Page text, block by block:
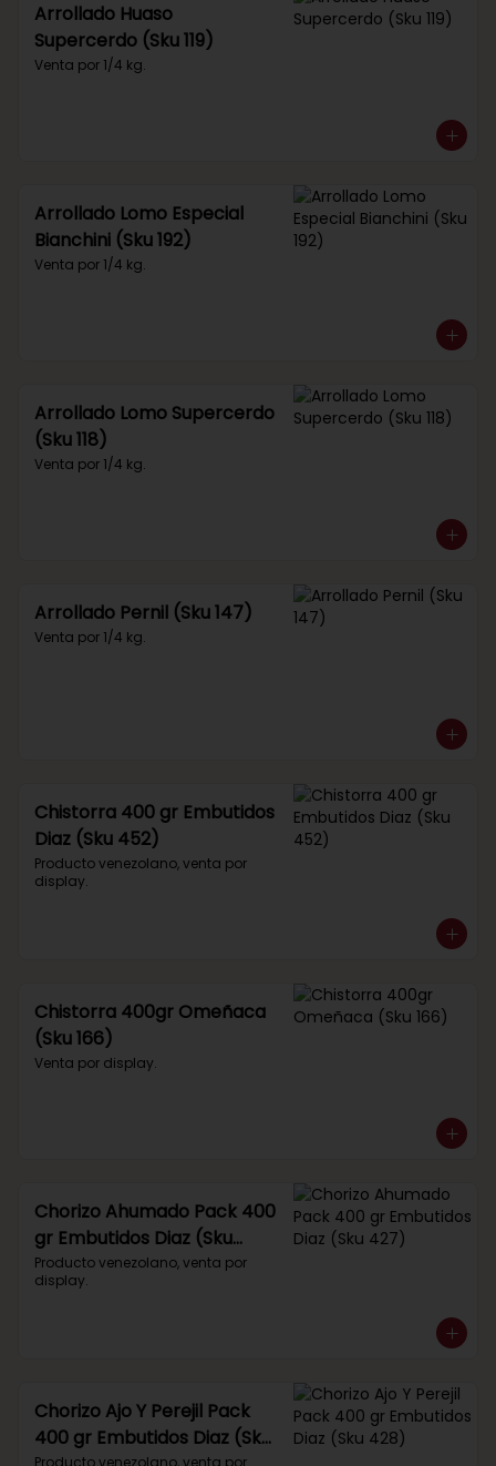
Arrollado Huaso
Supercerdo (Sku 119)
Venta por 1/4 kg.
Arrollado Lomo Especial
Bianchini (Sku 192)
Venta por 1/4 kg.
Arrollado Lomo Supercerdo
(Sku 118)
Venta por 1/4 kg.
Arrollado Pernil (Sku 147)
Venta por 1/4 kg.
Chistorra 400 gr Embutidos
Diaz (Sku 452)
Producto venezolano, venta por
display.
Chistorra 400gr Omeñaca
(Sku 166)
Venta por display.
Chorizo Ahumado Pack 400
gr Embutidos Diaz (Sku
427)
Producto venezolano, venta por
display.
Chorizo Ajo Y Perejil Pack
400 gr Embutidos Diaz (Sku
Producto venezolano, venta por